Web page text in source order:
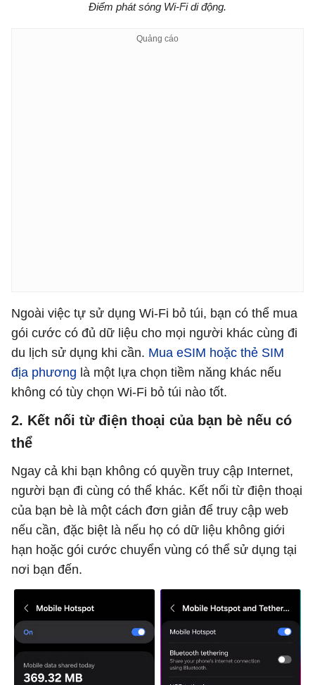
Điểm phát sóng Wi-Fi di động.
Ngoài việc tự sử dụng Wi-Fi bỏ túi, bạn có thể mua
gói cước có đủ dữ liệu cho mọi người khác cùng đi
du lịch sử dụng khi cần. Mua eSIM hoặc thẻ SIM
địa phương là một lựa chọn tiềm năng khác nếu
không có tùy chọn Wi-Fi bỏ túi nào tốt.
2. Kết nối từ điện thoại của bạn bè nếu có
thể
Ngay cả khi bạn không có quyền truy cập Internet,
người bạn đi cùng có thể khác. Kết nối từ điện thoại
của bạn bè là một cách đơn giản để truy cập web
nếu cần, đặc biệt là nếu họ có dữ liệu không giới
hạn hoặc gói cước chuyển vùng có thể sử dụng tại
nơi bạn đến.